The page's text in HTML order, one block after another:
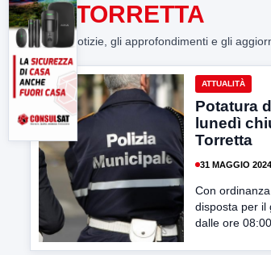
VIA TORRETTA
Tutte le notizie, gli approfondimenti e gli
ATTUALITÀ
Potatura
lunedì
Torretta
31 MAGGIO 2024
Con
disposta per il
dalle ore